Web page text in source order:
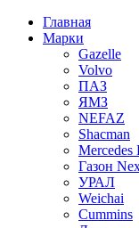
Главная
Марки
Gazelle
Volvo
ПАЗ
ЯМЗ
NEFAZ
Shacman
Mercedes
Газон
УРАЛ
Weichai
Cummins